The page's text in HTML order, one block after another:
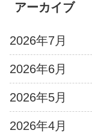
アーカイブ
2026年7月
2026年6月
2026年5月
2026年4月